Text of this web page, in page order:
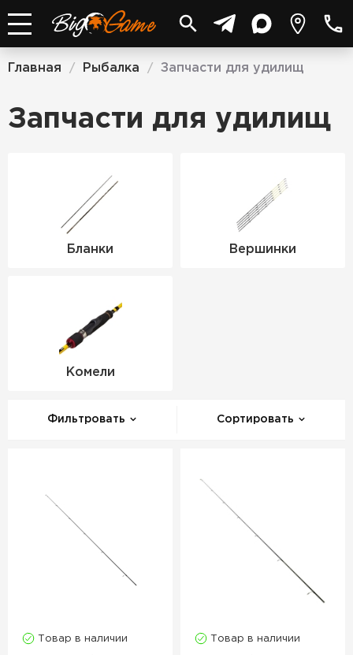
Главная / Рыбалка / Запчасти для удилищ
Запчасти для удилищ
Бланки Вершинки
Комели
Фильтровать Сортировать
Товар в наличии Товар в наличии